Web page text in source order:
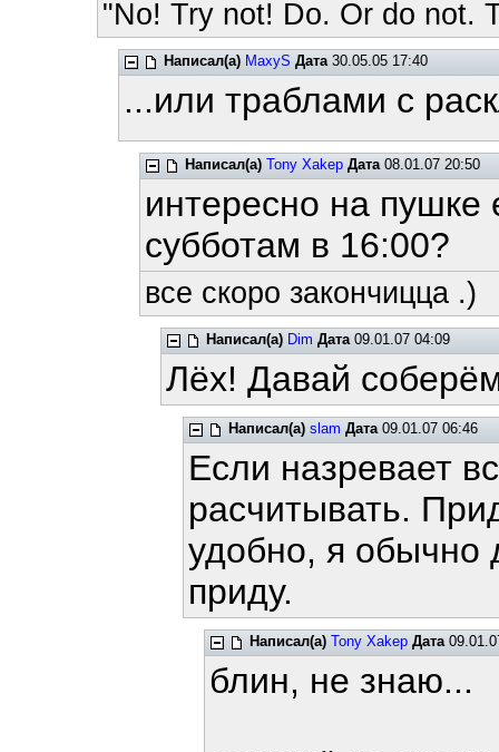
"No! Try not! Do. Or do not.
Написал(а) MaxyS Дата30.05.05 17:40
...или траблами с
Написал(а) Tony Xakep Дата08.01.07 20:50
интересно на
субботам в 16:00?
все скоро закончицца .)
Написал(а) Dim Дата09.01.07 04:09
Лёх! Давай
Написал(а) slam Дата09.01.07 06:46
Если назревает
расчитывать.
удобно, я обычно
приду.
Написал(а) Tony Xakep Дата
блин, не знаю...